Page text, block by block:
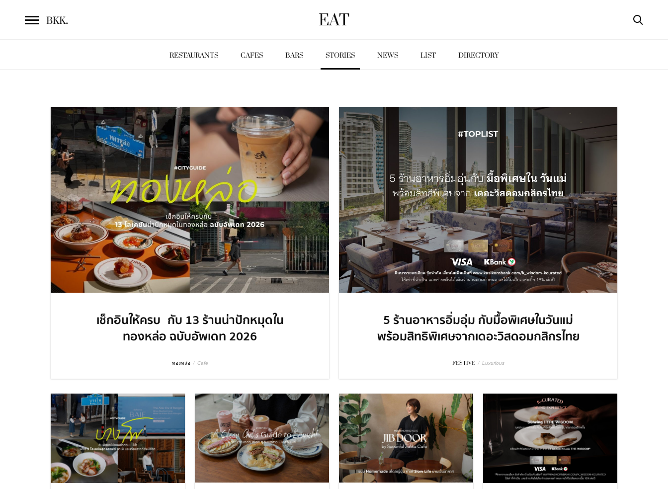
BKK. EAT
RESTAURANTS CAFES BARS STORIES NEWS LIST DIRECTORY
เช็กอินให้ครบ กับ 13 ร้านน่าปักหมุดใน
ทองหล่อ ฉบับอัพเดท 2026
ทองหล่อ / Cafe
5 ร้านอาหารอิ่มอุ่ม กับมื้อพิเศษในวันแม่
พร้อมสิทธิพิเศษจากเดอะวิสดอมกสิกรไทย
FESTIVE / Luxurious